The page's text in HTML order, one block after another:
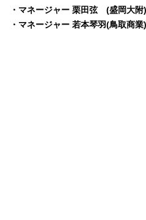
・マネージャー 栗田弦 (盛岡大
・マネージャー 若本琴羽(鳥取商